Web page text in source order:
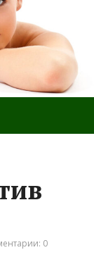
0